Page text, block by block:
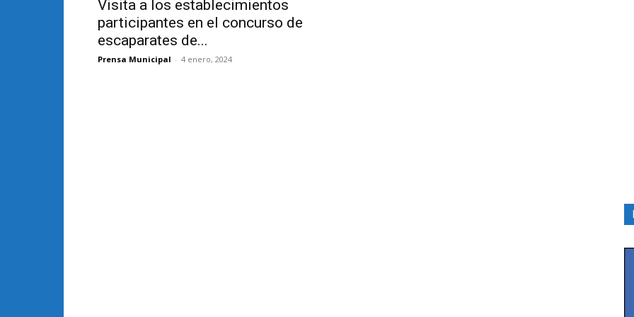
Visita a los establecimientos
participantes en el concurso de
escaparates de...
Prensa Municipal - 4 enero, 2024